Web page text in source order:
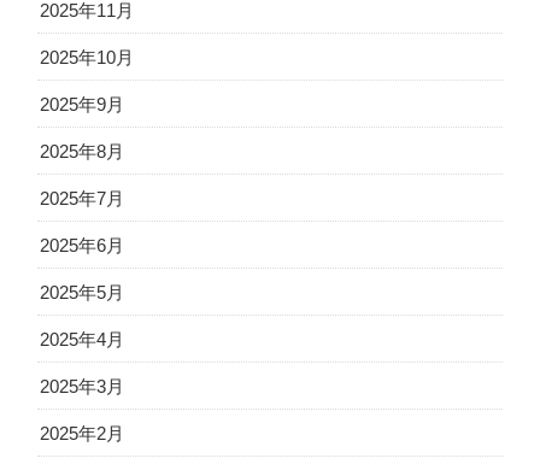
2025年11月
2025年10月
2025年9月
2025年8月
2025年7月
2025年6月
2025年5月
2025年4月
2025年3月
2025年2月